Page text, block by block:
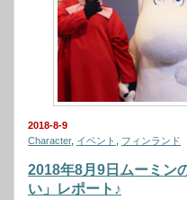
2018-8-9
Character, イベント フィンランド
2018年8月9日ムーミン
い」レポート♪